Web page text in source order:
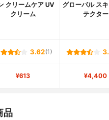
クリームケア UV
クリーム
グローバル ス
テクター
3.62(1)
¥613 ¥4,400
品